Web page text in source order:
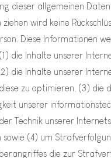
dieser allgemeinen
wird keine
Diese Informationen
die Inhalte unserer
die Inhalte unserer
zu optimieren, (3) die
unserer
Technik unserer
sowie (4) um
die zur